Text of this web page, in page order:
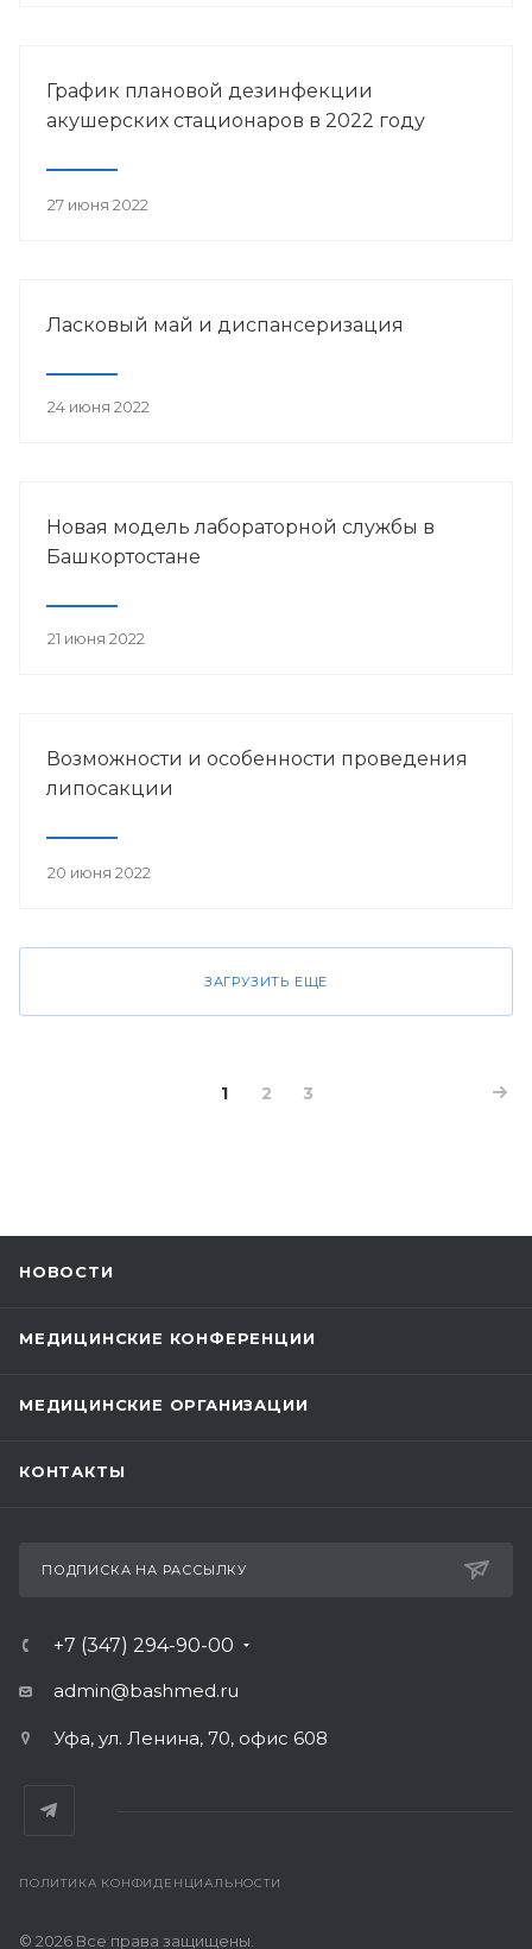
График плановой дезинфекции
акушерских стационаров в 2022 году
27 июня 2022
Ласковый май и диспансеризация
24 июня 2022
Новая модель лабораторной службы в
Башкортостане
21 июня 2022
Возможности и особенности проведения
липосакции
20 июня 2022
ЗАГРУЗИТЬ ЕЩЕ
1 2 3
НОВОСТИ
МЕДИЦИНСКИЕ КОНФЕРЕНЦИИ
МЕДИЦИНСКИЕ ОРГАНИЗАЦИИ
КОНТАКТЫ
ПОДПИСКА НА РАССЫЛКУ
+7 (347) 294-90-00
admin@bashmed.ru
Уфа, ул. Ленина, 70, офис 608
ПОЛИТИКА КОНФИДЕНЦИАЛЬНОСТИ
© 2026 Все права защищены.